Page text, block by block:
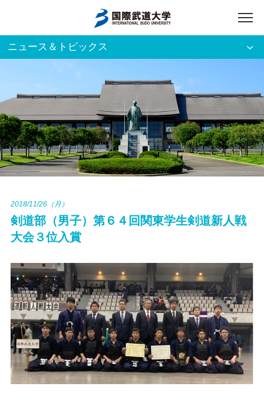
アクセス 入試資料請求
ご利用者別
ホーム
大学案内
学部・大学院
キャンパスライフ
学友会クラブ活動
ニュース＆トピックス
2018/11/26（月）
剣道部（男子）第６４回関東学生剣道新人戦
大会３位入賞